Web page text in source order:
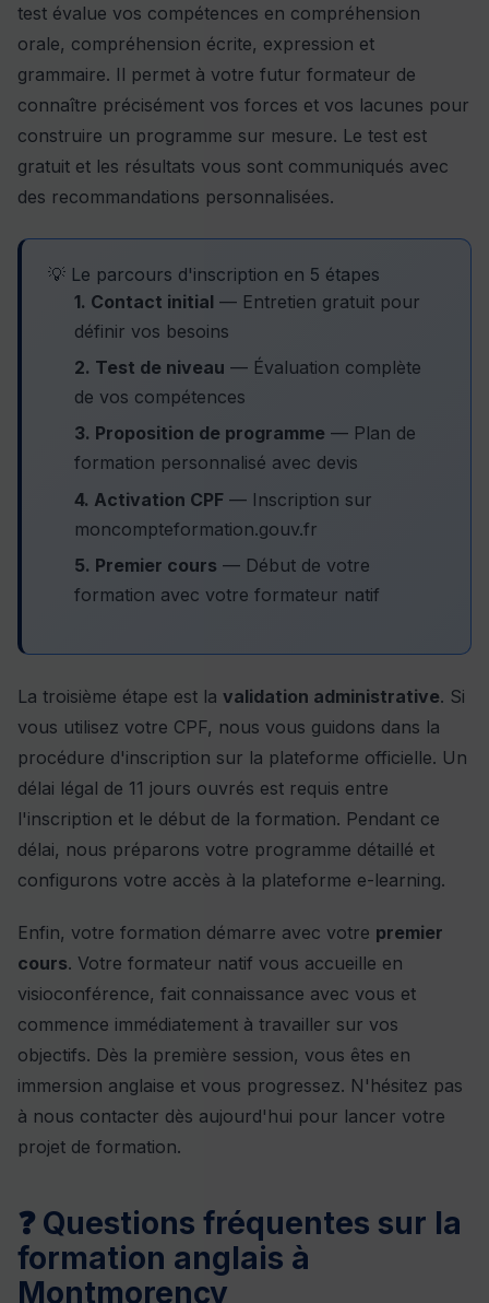
test évalue vos compétences en compréhension
orale, compréhension écrite, expression et
grammaire. Il permet à votre futur formateur de
connaître précisément vos forces et vos lacunes pour
construire un programme sur mesure. Le test est
gratuit et les résultats vous sont communiqués avec
des recommandations personnalisées.
💡 Le parcours d'inscription en 5 étapes
1. Contact initial — Entretien gratuit pour
définir vos besoins
2. Test de niveau — Évaluation complète
de vos compétences
3. Proposition de programme — Plan de
formation personnalisé avec devis
4. Activation CPF — Inscription sur
moncompteformation.gouv.fr
5. Premier cours — Début de votre
formation avec votre formateur natif
La troisième étape est la validation administrative. Si
vous utilisez votre CPF, nous vous guidons dans la
procédure d'inscription sur la plateforme officielle. Un
délai légal de 11 jours ouvrés est requis entre
l'inscription et le début de la formation. Pendant ce
délai, nous préparons votre programme détaillé et
configurons votre accès à la plateforme e-learning.
Enfin, votre formation démarre avec votre premier
cours. Votre formateur natif vous accueille en
visioconférence, fait connaissance avec vous et
commence immédiatement à travailler sur vos
objectifs. Dès la première session, vous êtes en
immersion anglaise et vous progressez. N'hésitez pas
à nous contacter dès aujourd'hui pour lancer votre
projet de formation.
❓ Questions fréquentes sur la
formation anglais à
Montmorency